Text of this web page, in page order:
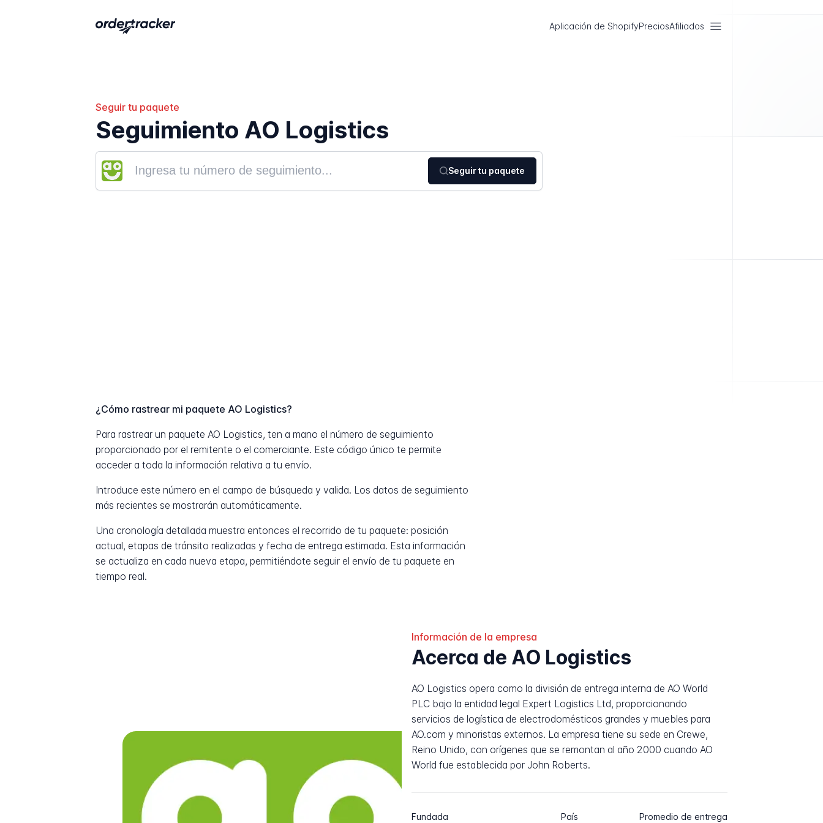
Aplicación de ShopifyPreciosAfiliados
Seguir tu paquete
Seguimiento AO Logistics
Seguir tu paquete
¿Cómo rastrear mi paquete AO Logistics?
Para rastrear un paquete AO Logistics, ten a mano el número de seguimiento
proporcionado por el remitente o el comerciante. Este código único te permite
acceder a toda la información relativa a tu envío.
Introduce este número en el campo de búsqueda y valida. Los datos de seguimiento
más recientes se mostrarán automáticamente.
Una cronología detallada muestra entonces el recorrido de tu paquete: posición
actual, etapas de tránsito realizadas y fecha de entrega estimada. Esta información
se actualiza en cada nueva etapa, permitiéndote seguir el envío de tu paquete en
tiempo real.
Información de la empresa
Acerca de AO Logistics
AO Logistics opera como la división de entrega interna de AO World
PLC bajo la entidad legal Expert Logistics Ltd, proporcionando
servicios de logística de electrodomésticos grandes y muebles para
AO.com y minoristas externos. La empresa tiene su sede en Crewe,
Reino Unido, con orígenes que se remontan al año 2000 cuando AO
World fue establecida por John Roberts.
Fundada País Promedio de entrega